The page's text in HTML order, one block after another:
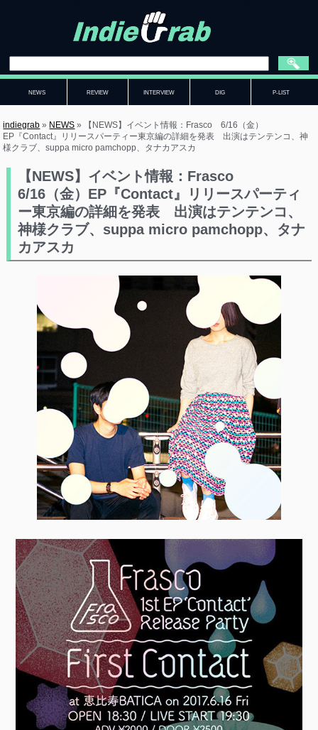
NEWS REVIEW INTERVIEW DIG P-LIST
indiegrab » NEWS »
【NEWS】イベント情報：Frasco 6/16（金）
EP『Contact』リリースパーティー東京編の詳細を発表 出演はテンテンコ、神
様クラブ、suppa micro pamchopp、タナカアスカ
【NEWS】イベント情報：Frasco
6/16（金）EP『Contact』リリースパーティ
ー東京編の詳細を発表 出演はテンテンコ、
神様クラブ、suppa micro pamchopp、タナ
カアスカ